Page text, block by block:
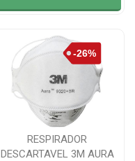
RESPIRADOR
DESCARTAVEL 3M AURA